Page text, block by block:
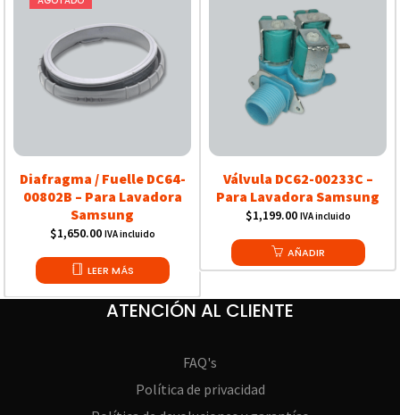
Diafragma / Fuelle DC64-
00802B – Para Lavadora
Samsung
$1,650.00 IVA incluido
LEER MÁS
Válvula DC62-00233C –
Para Lavadora Samsung
$1,199.00 IVA incluido
AÑADIR
ATENCIÓN AL CLIENTE
FAQ's
Política de privacidad